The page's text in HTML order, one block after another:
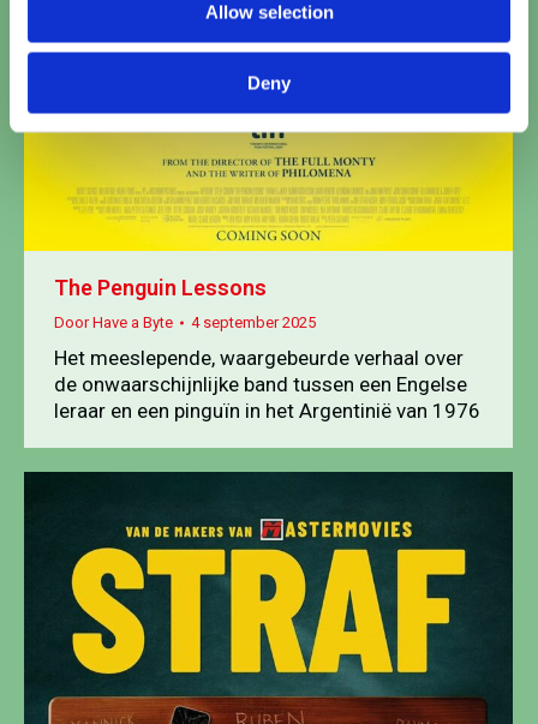
Allow selection
Deny
The Penguin Lessons
DoorHave a Byte 4 september 2025
Het meeslepende, waargebeurde verhaal over
de onwaarschijnlijke band tussen een Engelse
leraar en een pinguïn in het Argentinië van 1976